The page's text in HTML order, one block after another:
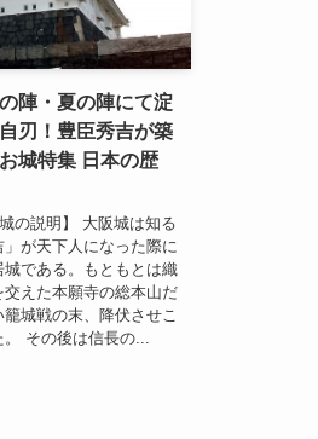
陣・夏の陣にて淀
刃！豊臣秀吉が築
城特集 日本の歴
の説明】 大阪城は知る
が天下人になった際に
である。もともとは織
交えた本願寺の総本山だ
城戦の末、降伏させこ
その後は信長の...